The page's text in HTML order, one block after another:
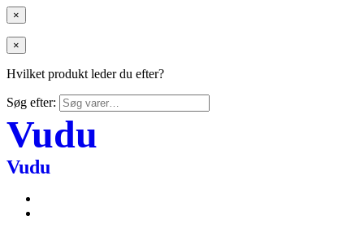
×
×
Hvilket produkt leder du efter?
Søg efter:
Vudu
Vudu